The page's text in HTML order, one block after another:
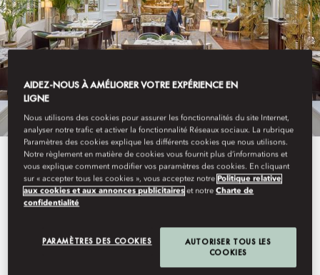
En Savoir Plus
PALM COURT
AIDEZ-NOUS À AMÉLIORER VOTRE EXPÉRIENCE EN
LIGNE
Nous utilisons des cookies pour assurer les fonctionnalités du site Internet,
analyser notre trafic et activer la fonctionnalité Réseaux sociaux. La rubrique
Paramètres des cookies explique les différents cookies que nous utilisons.
Notre règlement en matière de cookies vous fournit plus d’informations et
vous explique comment modifier vos paramètres des cookies. En cliquant
sur « accepter tous les cookies », vous acceptez notre Politique relative
aux cookies et aux annonces publicitaires et notreCharte de
confidentialité
PARAMÈTRES DES COOKIES
AUTORISER TOUS LES
COOKIES